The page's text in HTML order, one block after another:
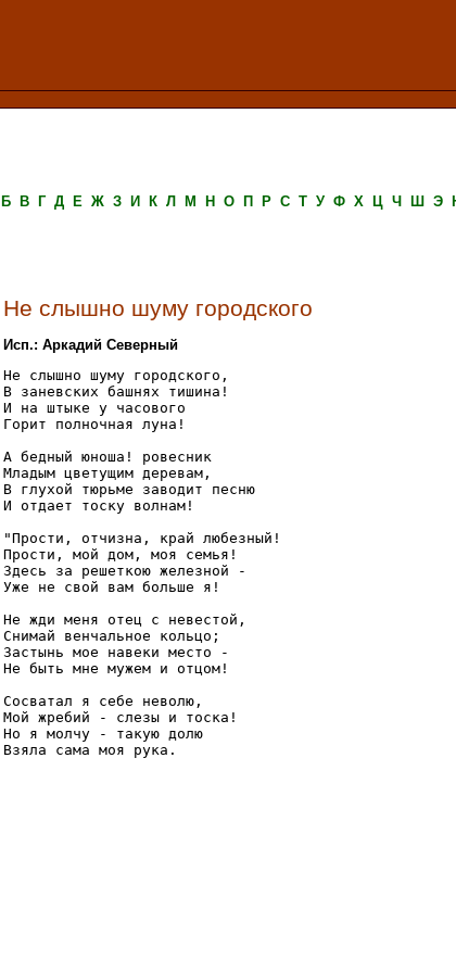
Б В Г Д Е Ж З И К Л М Н О П Р С Т У Ф Х Ц Ч Ш Э
Не слышно шуму городского
Исп.: Аркадий Северный
Не слышно шуму городского,
В заневских башнях тишина!
И на штыке у часового
Горит полночная луна!
А бедный юноша! ровесник
Младым цветущим деревам,
В глухой тюрьме заводит песню
И отдает тоску волнам!
"Прости, отчизна, край любезный!
Прости, мой дом, моя семья!
Здесь за решеткою железной -
Уже не свой вам больше я!
Не жди меня отец с невестой,
Снимай венчальное кольцо;
Застынь мое навеки место -
Не быть мне мужем и отцом!
Сосватал я себе неволю,
Мой жребий - слезы и тоска!
Но я молчу - такую долю
Взяла сама моя рука.